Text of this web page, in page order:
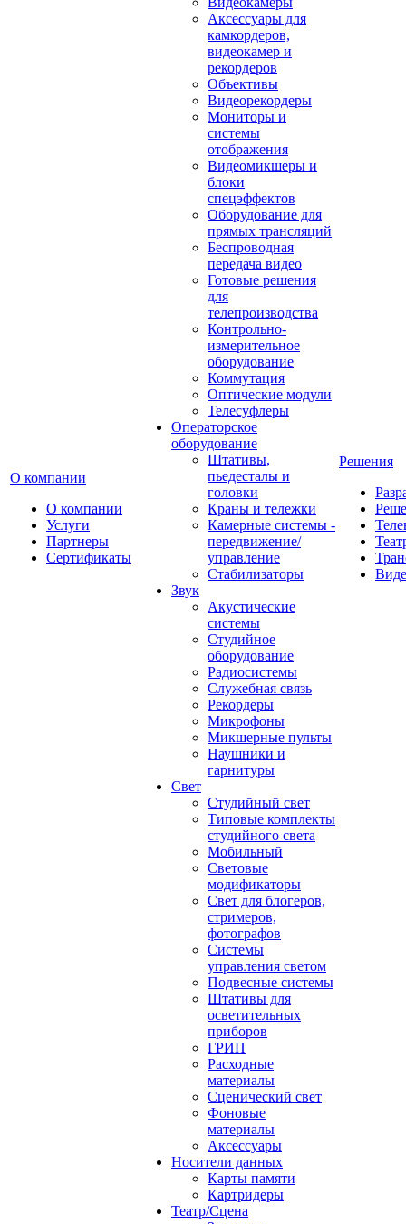
О компании
О компании
Услуги
Партнеры
Сертификаты
Аксессуары для
камкордеров,
видеокамер и
рекордеров
Объективы
Видеорекордеры
Мониторы и
системы
отображения
Видеомикшеры и
блоки
спецэффектов
Оборудование для
прямых трансляций
Беспроводная
передача видео
Готовые решения
для
телепроизводства
Контрольно-
измерительное
оборудование
Коммутация
Оптические модули
Телесуфлеры
Операторское
оборудование
Штативы,
пьедесталы и
головки
Краны и тележки
Камерные системы -
передвижение/
управление
Стабилизаторы
Звук
Акустические
системы
Студийное
оборудование
Радиосистемы
Служебная связь
Рекордеры
Микрофоны
Микшерные пульты
Наушники и
гарнитуры
Свет
Студийный свет
Типовые комплекты
студийного света
Мобильный
Световые
модификаторы
Свет для блогеров,
стримеров,
фотографов
Системы
управления светом
Подвесные системы
Штативы для
осветительных
приборов
ГРИП
Расходные
материалы
Сценический свет
Фоновые
материалы
Аксессуары
Носители данных
Карты памяти
Картридеры
Театр/Сцена
Решения